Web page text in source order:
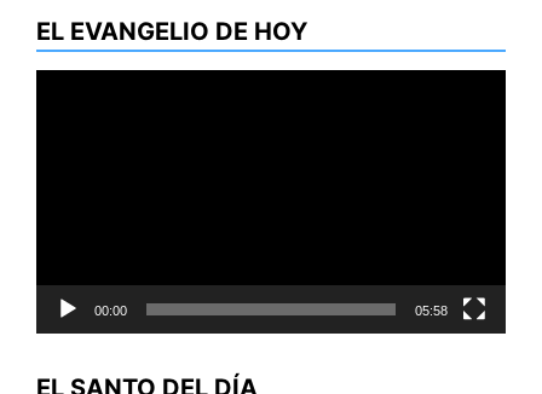
EL EVANGELIO DE HOY
00:00 05:58
EL SANTO DEL DÍA